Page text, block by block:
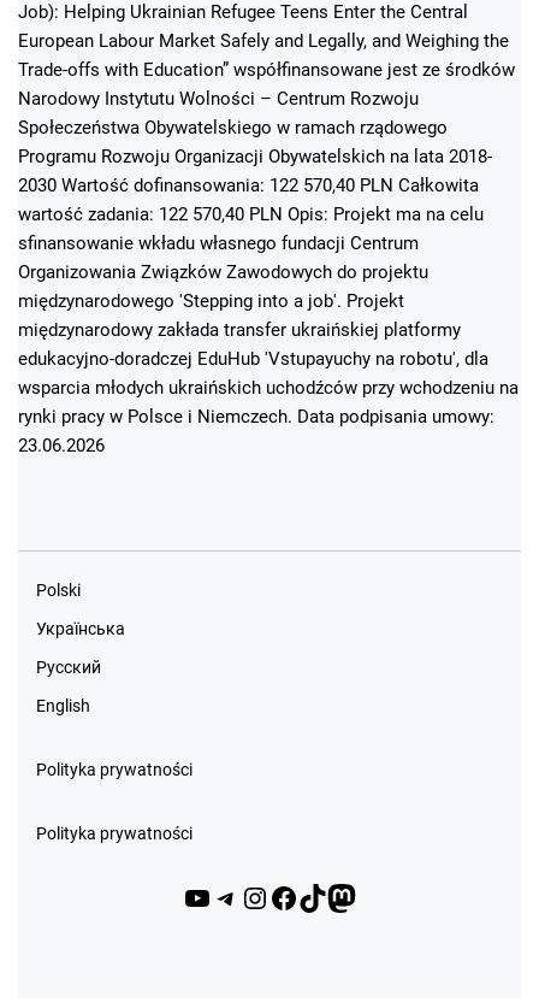
Job): Helping Ukrainian Refugee Teens Enter the Central
European Labour Market Safely and Legally, and Weighing the
Trade-offs with Education” współfinansowane jest ze środków
Narodowy Instytutu Wolności – Centrum Rozwoju
Społeczeństwa Obywatelskiego w ramach rządowego
Programu Rozwoju Organizacji Obywatelskich na lata 2018-
2030 Wartość dofinansowania: 122 570,40 PLN Całkowita
wartość zadania: 122 570,40 PLN Opis: Projekt ma na celu
sfinansowanie wkładu własnego fundacji Centrum
Organizowania Związków Zawodowych do projektu
międzynarodowego 'Stepping into a job'. Projekt
międzynarodowy zakłada transfer ukraińskiej platformy
edukacyjno-doradczej EduHub 'Vstupayuchy na robotu', dla
wsparcia młodych ukraińskich uchodźców przy wchodzeniu na
rynki pracy w Polsce i Niemczech. Data podpisania umowy:
23.06.2026
Polski
Українська
Русский
English
Polityka prywatności
Polityka prywatności
YouTube
Telegram
Instagram
Facebook
TikTok
Mastodon